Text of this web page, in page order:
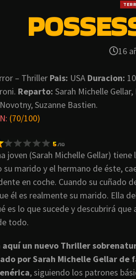
16
– Thriller Pais: USA Duracion:
Reparto: Sarah Michelle
Suzanne Bastien.
(70/100)
joven (Sarah Michelle Gellar) tiene
su marido y el hermano de éste,
en coche. Cuando su cuñado
él es realmente su marido. Ella
es lo que sucede y descubrirá que
todo.
aquí un nuevo Thriller
por Sarah Michelle Gellar de
, siguiendo los patrones